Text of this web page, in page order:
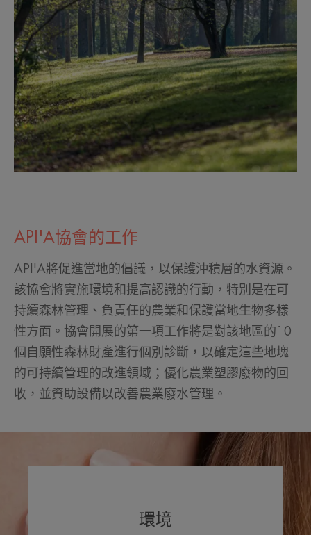
API'A協會的工作
API'A將促進當地的倡議，以保護沖積層的水資源。
該協會將實施環境和提高認識的行動，特別是在可
持續森林管理、負責任的農業和保護當地生物多樣
性方面。協會開展的第一項工作將是對該地區的10
個自願性森林財產進行個別診斷，以確定這些地塊
的可持續管理的改進領域；優化農業塑膠廢物的回
收，並資助設備以改善農業廢水管理。
環境